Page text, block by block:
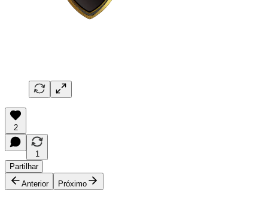
2
1
Partilhar
Anterior
Próximo